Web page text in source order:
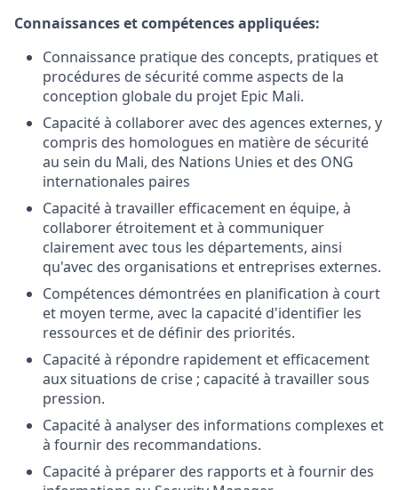
Connaissances et compétences appliquées:
Connaissance pratique des concepts, pratiques et
procédures de sécurité comme aspects de la
conception globale du projet Epic Mali.
Capacité à collaborer avec des agences externes, y
compris des homologues en matière de sécurité
au sein du Mali, des Nations Unies et des ONG
internationales paires
Capacité à travailler efficacement en équipe, à
collaborer étroitement et à communiquer
clairement avec tous les départements, ainsi
qu'avec des organisations et entreprises externes.
Compétences démontrées en planification à court
et moyen terme, avec la capacité d'identifier les
ressources et de définir des priorités.
Capacité à répondre rapidement et efficacement
aux situations de crise ; capacité à travailler sous
pression.
Capacité à analyser des informations complexes et
à fournir des recommandations.
Capacité à préparer des rapports et à fournir des